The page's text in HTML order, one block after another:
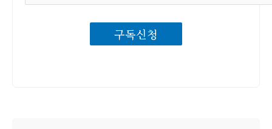
구독신청